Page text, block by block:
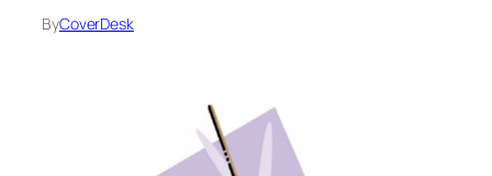
ByCoverDesk